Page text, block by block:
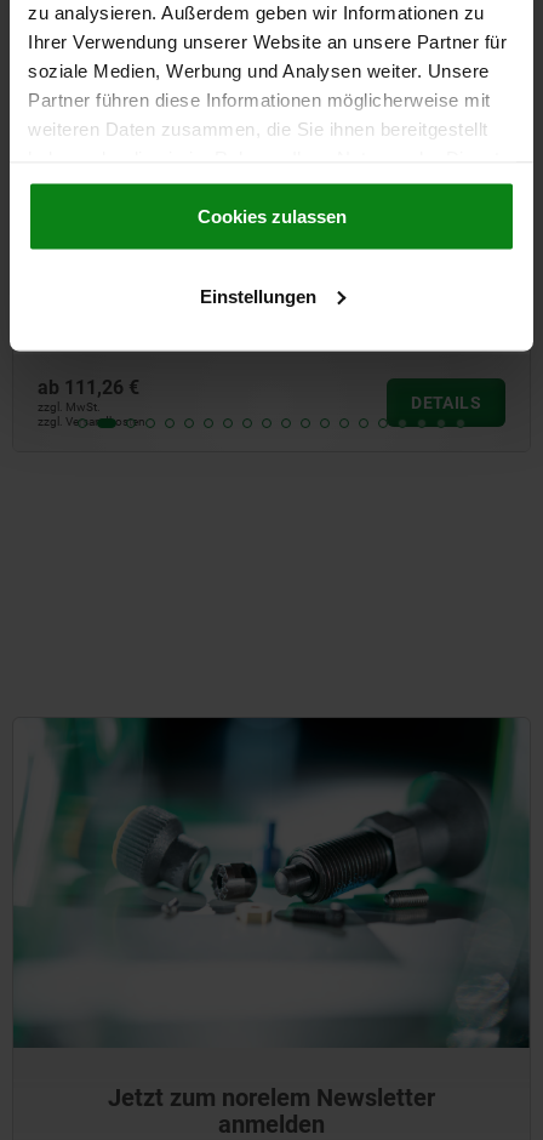
zu analysieren. Außerdem geben wir Informationen zu
Ihrer Verwendung unserer Website an unsere Partner für
soziale Medien, Werbung und Analysen weiter. Unsere
Partner führen diese Informationen möglicherweise mit
weiteren Daten zusammen, die Sie ihnen bereitgestellt
gesammelt haben.Cookie Richtlinien
Datenschutz|AGB
Cookies zulassen
Einstellungen
DETAILS
04368-10
Spannarm für Schwenkspanner
zzgl. Versandkosten
Jetzt zum norelem Newsletter
anmelden